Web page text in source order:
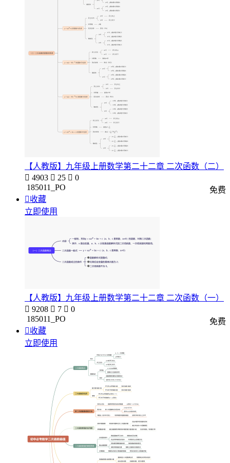
【人教版】九年级上册数学第二十二章 二次函数（二）
 4903  25  0
185011_PO
免费
收藏
立即使用
【人教版】九年级上册数学第二十二章 二次函数（一）
 9208  7  0
185011_PO
免费
收藏
立即使用